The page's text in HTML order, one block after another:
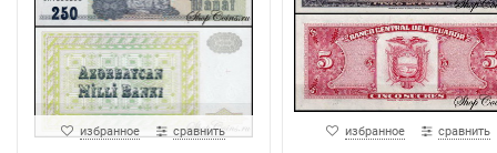
избранное сравнить избранное сравнить